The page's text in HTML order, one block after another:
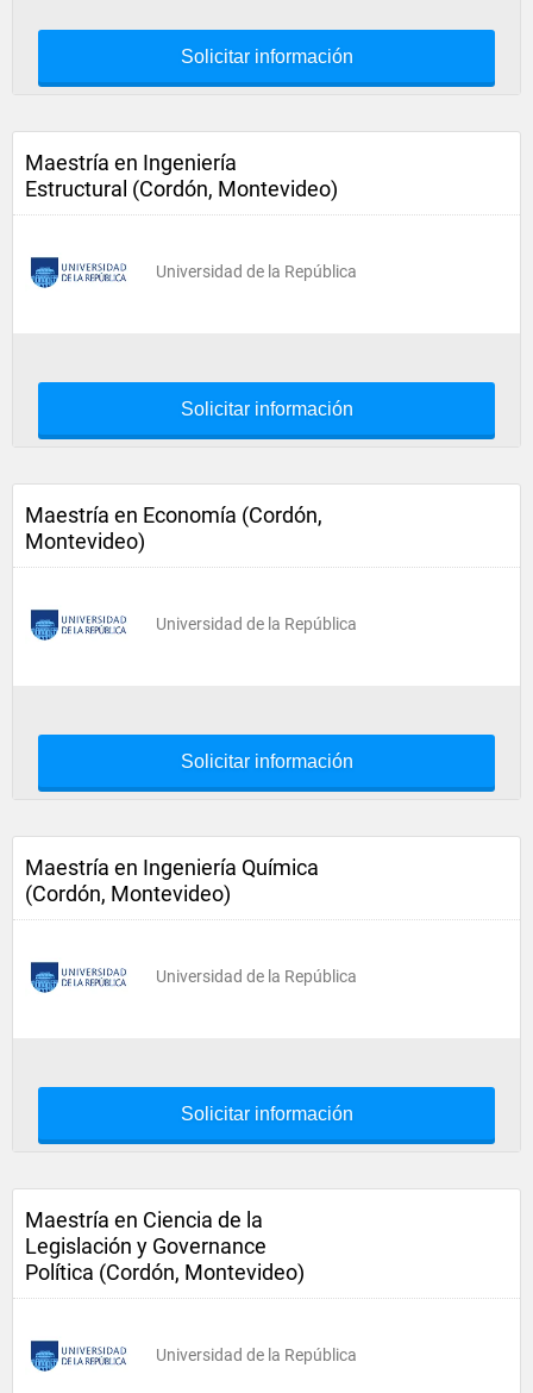
Solicitar información
Maestría en Ingeniería
Estructural (Cordón, Montevideo)
Universidad de la República
Solicitar información
Maestría en Economía (Cordón,
Montevideo)
Universidad de la República
Solicitar información
Maestría en Ingeniería Química
(Cordón, Montevideo)
Universidad de la República
Solicitar información
Maestría en Ciencia de la
Legislación y Governance
Política (Cordón, Montevideo)
Universidad de la República